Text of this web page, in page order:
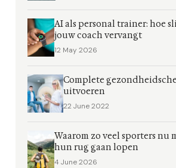
AI als personal trainer: hoe
jouw coach vervangt
12 May 2026
Complete
uitvoeren
22 June 2022
Waarom zo veel sporters nu
hun rug gaan lopen
4 June 2026